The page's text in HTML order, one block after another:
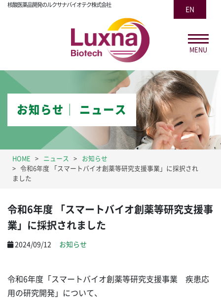
核酸医薬品開発のルクサナバイオテク株式会社
EN
MENU
お知らせ│ ニュース
HOME ニュース
お知らせ
令和6年度 「スマートバイオ創薬等研究支援事業」に採択され
ました
令和6年度 「スマートバイオ創薬等研究支援事
業」に採択されました
2024/09/12 お知らせ
令和6年度「スマートバイオ創薬等研究支援事業 疾患応
用の研究開発」について、